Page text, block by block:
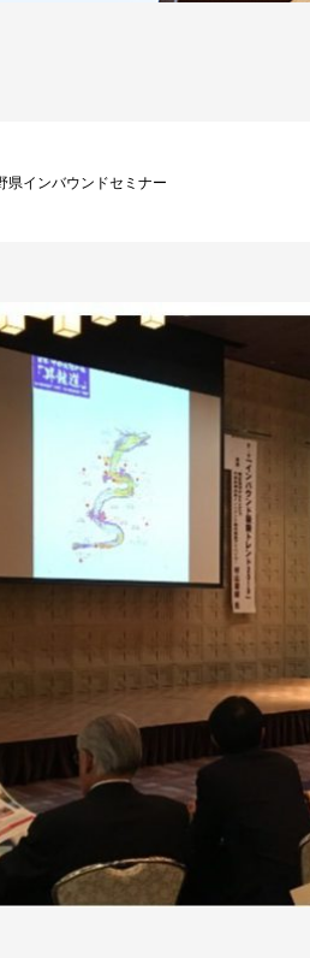
県インバウンドセミナー